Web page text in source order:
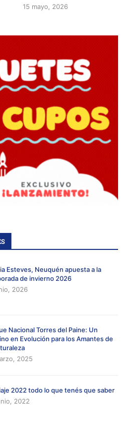
15 mayo, 2026
Esteves, Neuquén apuesta a la
de invierno 2026
2026
Nacional Torres del Paine: Un
en Evolución para los Amantes de
2025
2022 todo lo que tenés que saber
2022